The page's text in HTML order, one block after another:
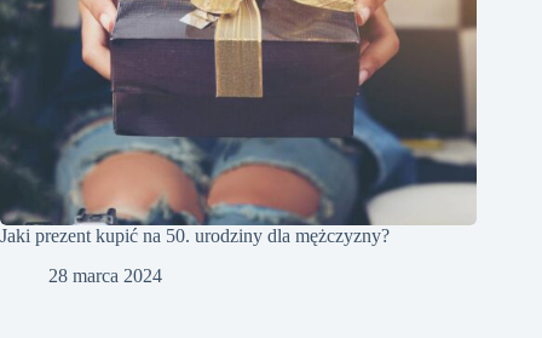
Jaki prezent kupić na 50. urodziny dla mężczyzny?
28 marca 2024